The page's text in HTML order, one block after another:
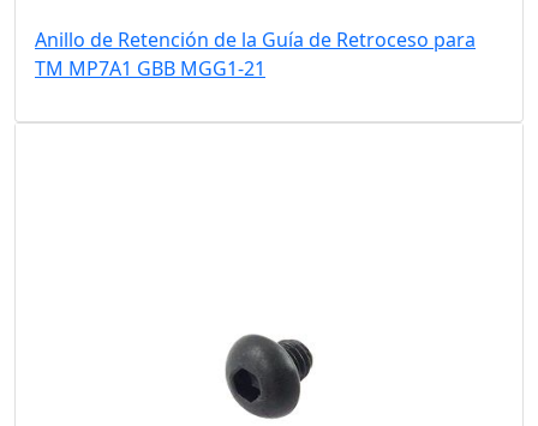
Anillo de Retención de la Guía de Retroceso para
TM MP7A1 GBB MGG1-21